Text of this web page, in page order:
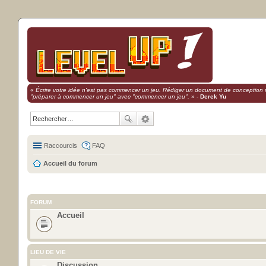
« Écrire votre idée n'est pas commencer un jeu. Rédiger un document de
"préparer à commencer un jeu" avec "commencer un jeu". » - Derek Yu
Raccourcis FAQ
Accueil du forum
FORUM
Accueil
LIEU DE VIE